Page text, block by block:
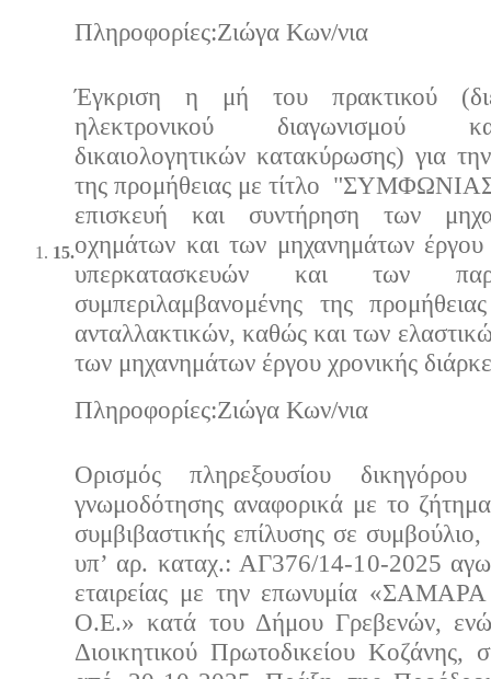
Πληρoφορίες:Ζιώγα Κων/νια
15.
Έγκριση η μή του πρακτικού
ηλεκτρονικού διαγωνισμού
δικαιολογητικών κατακύρωσης) για
της προμήθειας με τίτλο
επισκευή και συντήρηση των
οχημάτων και των μηχανημάτων
υπερκατασκευών και των
συμπεριλαμβανομένης της
ανταλλακτικών, καθώς και των
των μηχανημάτων έργου χρονικής
Πληρoφορίες:Ζιώγα Κων/νια
Ορισμός πληρεξουσίου
γνωμοδότησης αναφορικά με το ζήτημα
συμβιβαστικής επίλυσης σε
υπ’ αρ. καταχ.: ΑΓ376/14-10-2025
εταιρείας με την επωνυμία
Ο.Ε.» κατά του Δήμου Γρεβενών,
Διοικητικού Πρωτοδικείου